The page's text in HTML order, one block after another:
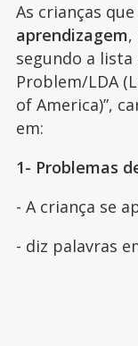
As crianças
aprendizagem,
segundo a lista
Problem/LDA
of America)”,
em:
1- Problemas
- A criança se
- diz palavras